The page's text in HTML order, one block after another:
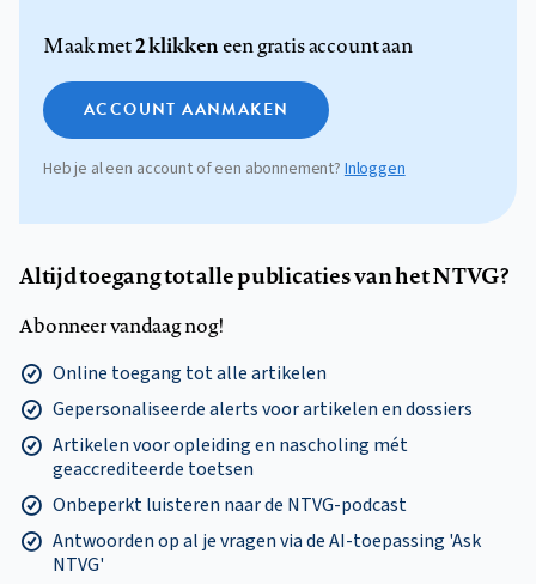
Maak met2 klikkeneen gratis account aan
ACCOUNT AANMAKEN
Heb je al een account of een abonnement? Inloggen
Altijd toegang tot alle publicaties van het NTVG?
Abonneer vandaag nog!
Online toegang tot alle artikelen
Gepersonaliseerde alerts voor artikelen en dossiers
Artikelen voor opleiding en nascholing mét
geaccrediteerde toetsen
Onbeperkt luisteren naar de NTVG-podcast
Antwoorden op al je vragen via de AI-toepassing 'Ask
NTVG'